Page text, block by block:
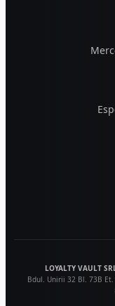
LOYALTY VAULT
Bdul. Unirii 32 Bl. 73B Et.